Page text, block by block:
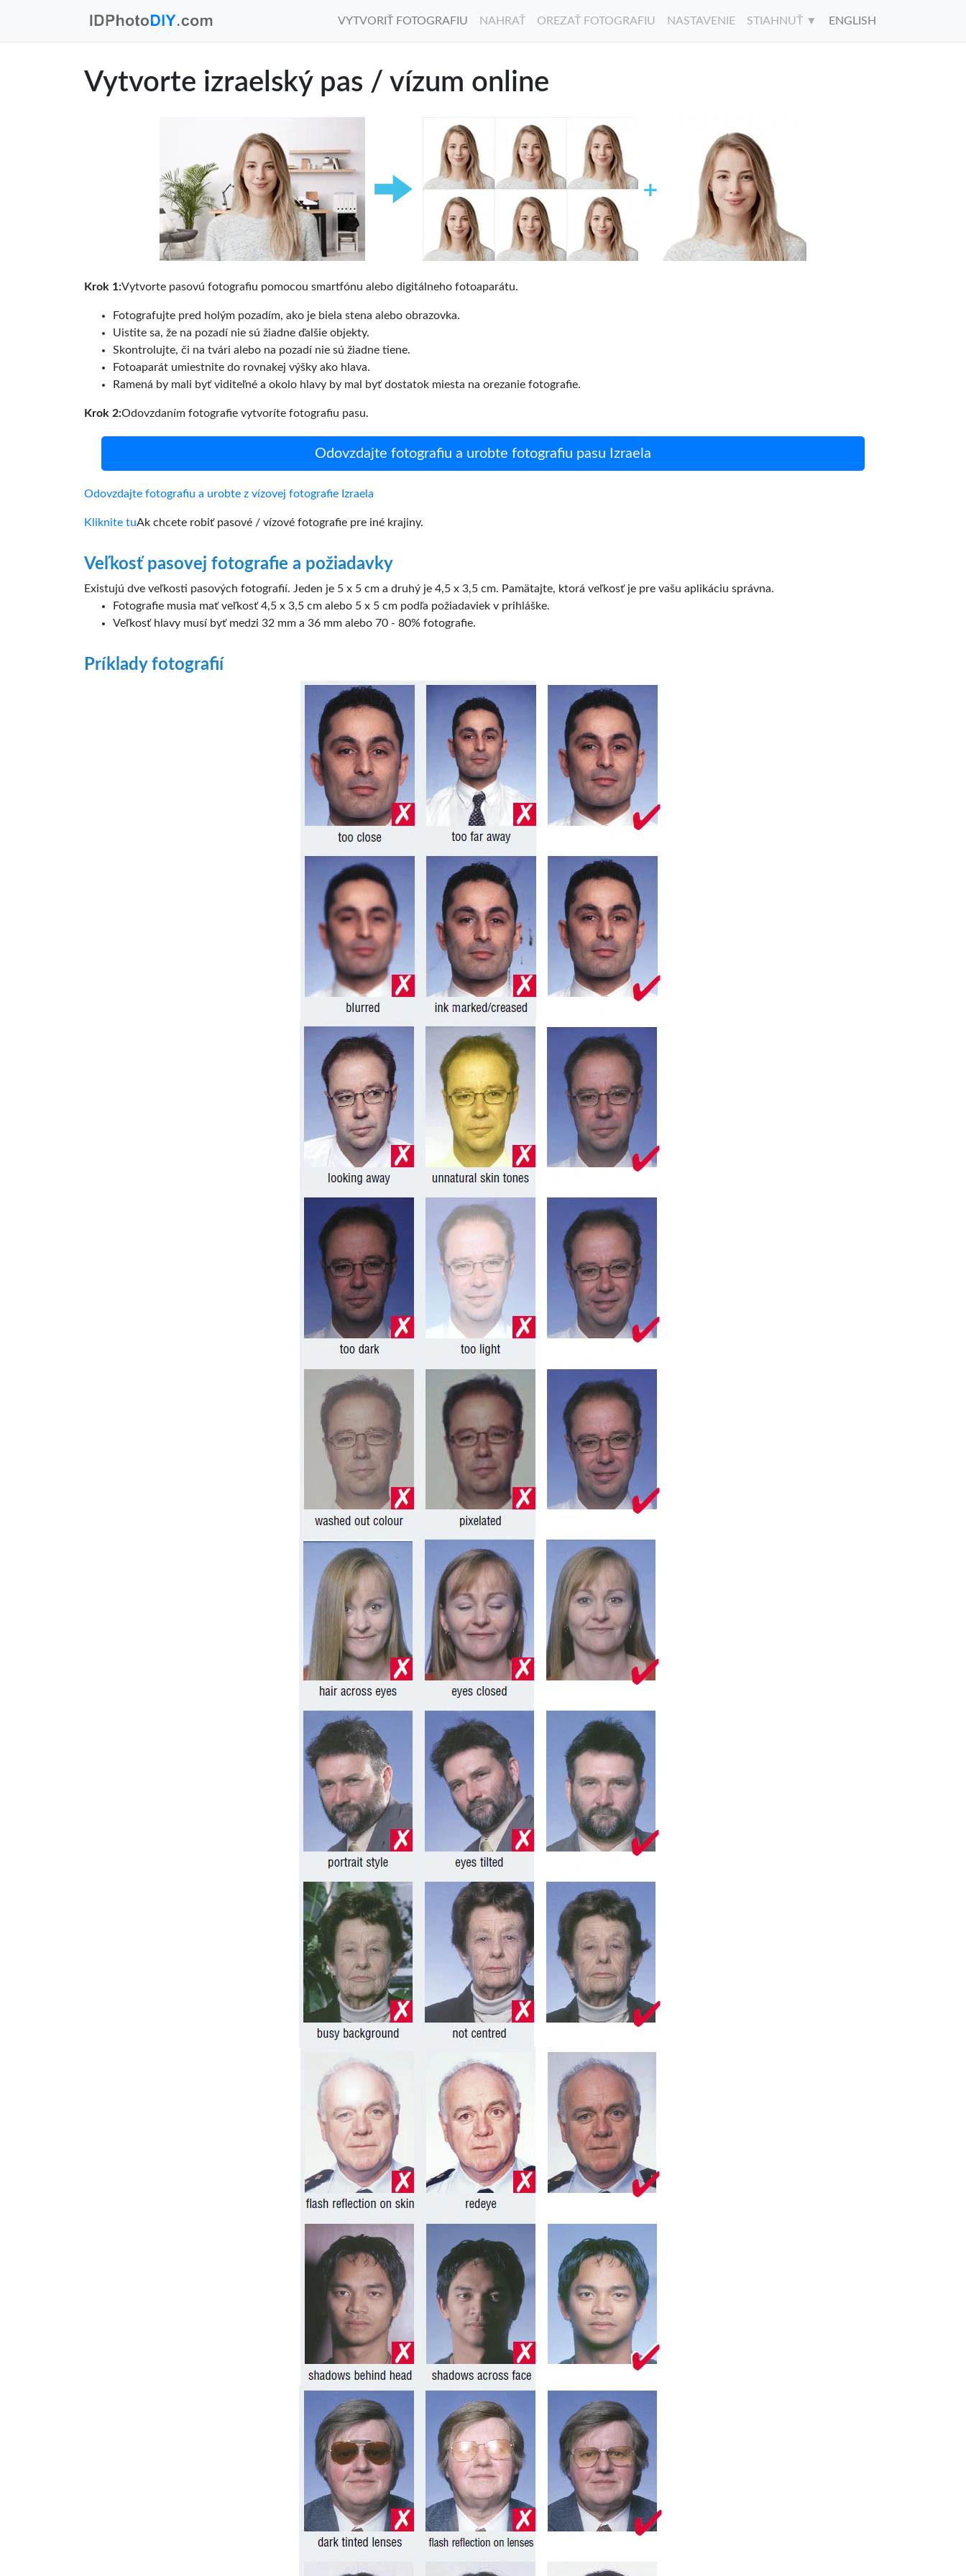
VYTVORIŤ FOTOGRAFIU NAHRAŤ OREZAŤ FOTOGRAFIU NASTAVENIE STIAHNUŤ ▼ ENGLISH
Vytvorte izraelský pas / vízum online
Krok 1:Vytvorte pasovú fotografiu pomocou smartfónu alebo digitálneho fotoaparátu.
Fotografujte pred holým pozadím, ako je biela stena alebo obrazovka.
Uistite sa, že na pozadí nie sú žiadne ďalšie objekty.
Skontrolujte, či na tvári alebo na pozadí nie sú žiadne tiene.
Fotoaparát umiestnite do rovnakej výšky ako hlava.
Ramená by mali byť viditeľné a okolo hlavy by mal byť dostatok miesta na orezanie fotografie.
Krok 2:Odovzdaním fotografie vytvoríte fotografiu pasu.
Odovzdajte fotografiu a urobte fotografiu pasu Izraela
Odovzdajte fotografiu a urobte z vízovej fotografie Izraela
Kliknite tuAk chcete robiť pasové / vízové fotografie pre iné krajiny.
Veľkosť pasovej fotografie a požiadavky
Existujú dve veľkosti pasových fotografií. Jeden je 5 x 5 cm a druhý je 4,5 x 3,5 cm. Pamätajte, ktorá veľkosť je pre vašu aplikáciu správna.
Fotografie musia mať veľkosť 4,5 x 3,5 cm alebo 5 x 5 cm podľa požiadaviek v prihláške.
Veľkosť hlavy musí byť medzi 32 mm a 36 mm alebo 70 - 80% fotografie.
Príklady fotografií